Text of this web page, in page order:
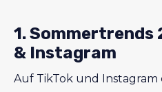
1. Sommertrends
& Instagram
Auf TikTok und